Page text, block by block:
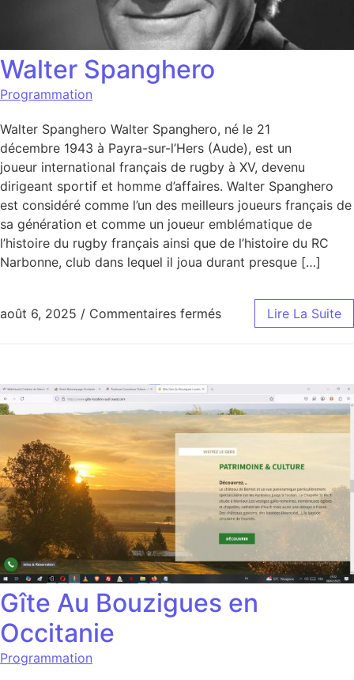
Walter Spanghero
Programmation
Walter Spanghero Walter Spanghero, né le 21
décembre 1943 à Payra-sur-l’Hers (Aude), est un
joueur international français de rugby à XV, devenu
dirigeant sportif et homme d’affaires. Walter Spanghero
est considéré comme l’un des meilleurs joueurs français de
sa génération et comme un joueur emblématique de
l’histoire du rugby français ainsi que de l’histoire du RC
Narbonne, club dans lequel il joua durant presque […]
août 6, 2025 / Commentaires ferméssur Walter Spanghero
Lire La Suite
Gîte Au Bouzigues en
Occitanie
Programmation